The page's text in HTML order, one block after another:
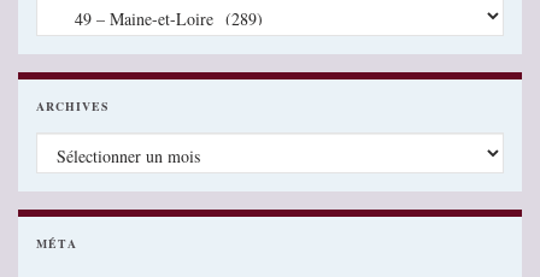
Catégories
ARCHIVES
Archives
MÉTA